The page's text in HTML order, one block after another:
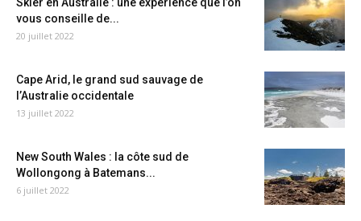
vous conseille de...
20 juillet 2022
Cape Arid, le grand sud sauvage de
l’Australie occidentale
13 juillet 2022
New South Wales : la côte sud de
Wollongong à Batemans...
6 juillet 2022